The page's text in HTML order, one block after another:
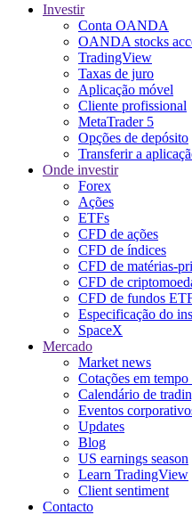
Investir
Conta OANDA
OANDA stocks
TradingView
Taxas de juro
Aplicação móvel
Cliente profissional
MetaTrader 5
Opções de depósito
Transferir a
Onde investir
Forex
Ações
ETFs
CFD de ações
CFD de índices
CFD de matérias-
CFD de
CFD de fundos
Especificação do
SpaceX
Mercado
Market news
Cotações em tempo
Calendário de
Eventos
Updates
Blog
US earnings season
Learn TradingView
Client sentiment
Contacto